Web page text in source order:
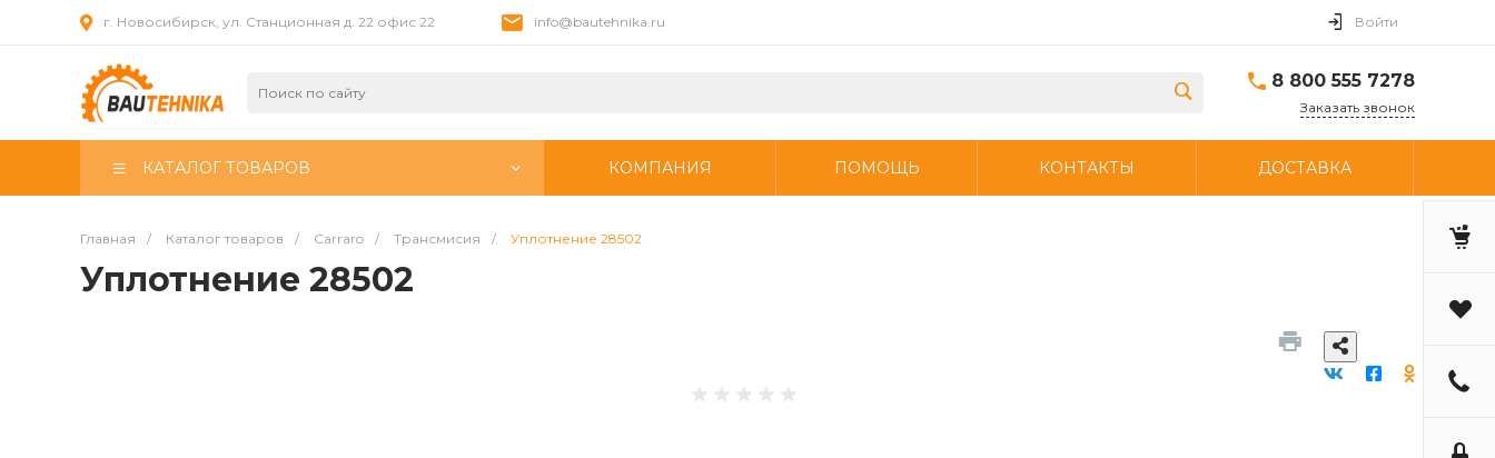
г. Новосибирск, ул. Станционная д. 22 офис 22 info@bautehnika.ru Войти
8 800 555 7278
Заказать звонок
КАТАЛОГ ТОВАРОВ КОМПАНИЯ ПОМОЩЬ КОНТАКТЫ ДОСТАВКА
Главная / Каталог товаров / Carraro / Трансмисия / Уплотнение 28502
Уплотнение 28502